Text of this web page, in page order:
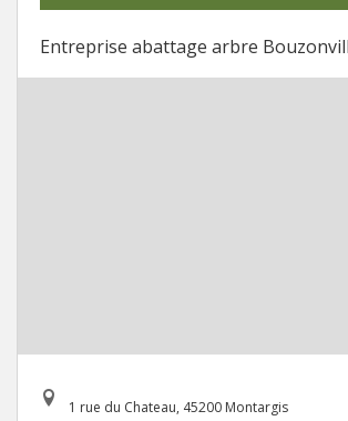
Entreprise abattage arbre
1 rue du Chateau, 45200 Montargis